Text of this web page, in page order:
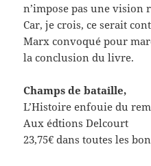
n’impose pas une vision
Car, je crois, ce serait
Marx convoqué pour
la conclusion du livre.
Champs de bataille,
L’Histoire enfouie du
Aux édtions Delcourt
23,75€ dans toutes les